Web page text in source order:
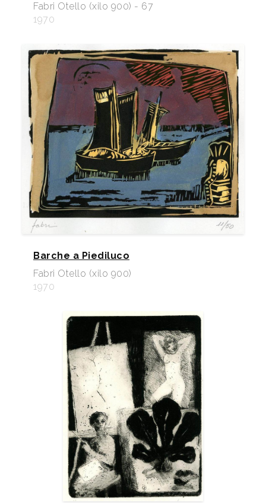
Fabri Otello (xilo 900) - 67
1970
Barche a Piediluco
Fabri Otello (xilo 900)
1970